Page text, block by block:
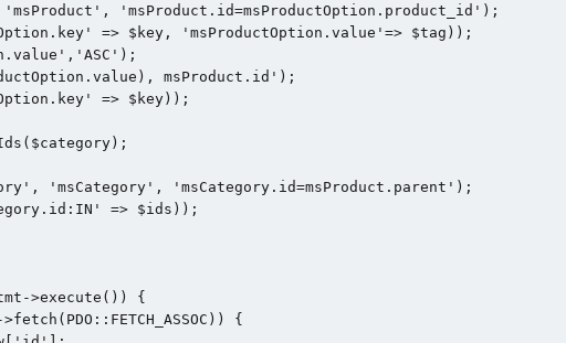
'msProduct.id=msProductOption.product_id');
=> $key, 'msProductOption.value'=> $tag));
msProduct.id');
=> $key));
'msCategory', 'msCategory.id=msProduct.parent');
=> $ids));
>execute()) {
{